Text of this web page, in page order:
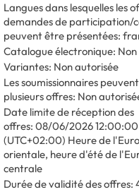
Langues dans lesquelles les
demandes de participation/
peuvent être présentées:
Catalogue électronique:
Variantes: Non autorisée
Les soumissionnaires
plusieurs offres: Non
Date limite de réception des
offres: 08/06/202612:00:00
(UTC+02:00) Heure de
orientale, heure d'été de
centrale
Durée de validité des offres: